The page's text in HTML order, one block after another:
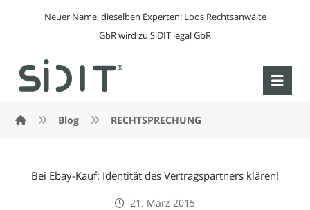
Neuer Name, dieselben Experten: Loos Rechtsanwälte
GbR wird zu SiDIT legal GbR
Blog RECHTSPRECHUNG
Bei Ebay-Kauf: Identität des Vertragspartners klären!
21. März 2015